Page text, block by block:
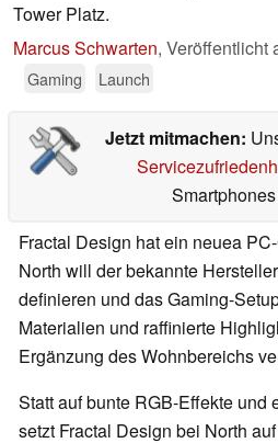
Tower Platz.
Marcus Schwarten, Veröffentlicht
Gaming
Launch
Jetzt mitmachen:
Fractal Design hat ein neuea
North will der bekannte
definieren und das Gaming-
Materialien und raffinierte
Ergänzung des Wohnbereichs
Statt auf bunte RGB-Effekte und
setzt Fractal Design bei North